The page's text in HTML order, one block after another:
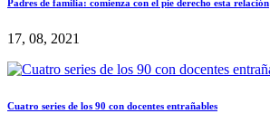
Padres de familia: comienza con el pie derecho esta relación
17, 08, 2021
Cuatro series de los 90 con docentes entrañables